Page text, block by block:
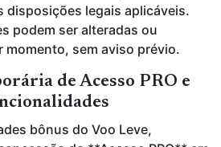
disposições legais aplicáveis.
podem ser alteradas ou
momento, sem aviso prévio.
de Acesso PRO e
bônus do Voo Leve,